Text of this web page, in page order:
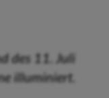
des 11. Juli
illuminiert.